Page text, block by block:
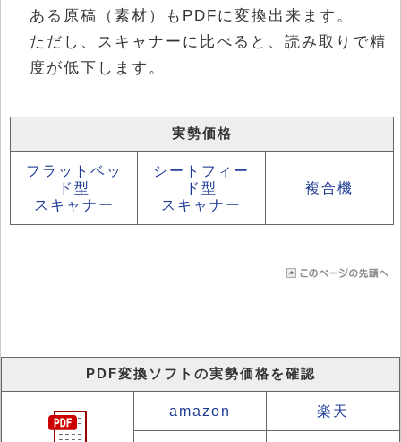
ある原稿（素材）もPDFに変換出来ます。
ただし、スキャナーに比べると、読み取りで精
度が低下します。
実勢価格
フラットベッ
ド型
スキャナー
シートフィー
ド型
スキャナー
複合機
PDF変換ソフトの実勢価格を確認
amazon 楽天